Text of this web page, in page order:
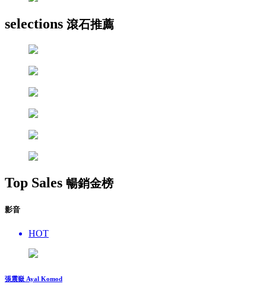
selections 滾石推薦
Top Sales 暢銷金榜
影音
HOT
張震嶽 Ayal Komod